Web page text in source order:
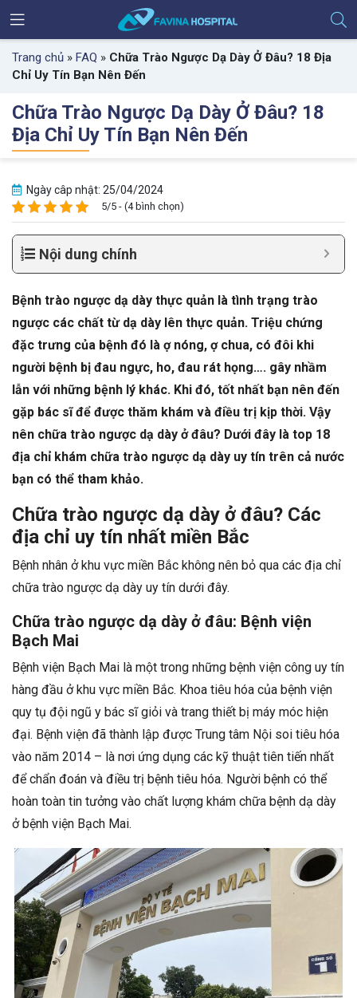
Trang chủ » FAQ » Chữa Trào Ngược Dạ Dày Ở Đâu? 18 Địa
Chỉ Uy Tín Bạn Nên Đến
Chữa Trào Ngược Dạ Dày Ở Đâu? 18
Địa Chỉ Uy Tín Bạn Nên Đến
Ngày câp nhật: 25/04/2024
5/5 - (4 bình chọn)
Nội dung chính
Bệnh trào ngược dạ dày thực quản là tình trạng trào
ngược các chất từ dạ dày lên thực quản. Triệu chứng
đặc trưng của bệnh đó là ợ nóng, ợ chua, có đôi khi
người bệnh bị đau ngực, ho, đau rát họng…. gây nhầm
lẫn với những bệnh lý khác. Khi đó, tốt nhất bạn nên đến
gặp bác sĩ để được thăm khám và điều trị kịp thời. Vậy
nên chữa trào ngược dạ dày ở đâu? Dưới đây là top 18
địa chỉ khám chữa trào ngược dạ dày uy tín trên cả nước
bạn có thể tham khảo.
Chữa trào ngược dạ dày ở đâu? Các
địa chỉ uy tín nhất miền Bắc
Bệnh nhân ở khu vực miền Bắc không nên bỏ qua các địa chỉ
chữa trào ngược dạ dày uy tín dưới đây.
Chữa trào ngược dạ dày ở đâu: Bệnh viện
Bạch Mai
Bệnh viện Bạch Mai là một trong những bệnh viện công uy tín
hàng đầu ở khu vực miền Bắc. Khoa tiêu hóa của bệnh viện
quy tụ đội ngũ y bác sĩ giỏi và trang thiết bị máy móc hiện
đại. Bệnh viện đã thành lập được Trung tâm Nội soi tiêu hóa
vào năm 2014 – là nơi ứng dụng các kỹ thuật tiên tiến nhất
để chẩn đoán và điều trị bệnh tiêu hóa. Người bệnh có thể
hoàn toàn tin tưởng vào chất lượng khám chữa bệnh dạ dày
ở bệnh viện Bạch Mai.